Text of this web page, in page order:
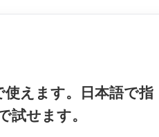
使えます。日本語で指
試せます。